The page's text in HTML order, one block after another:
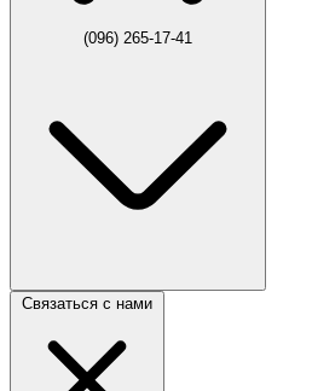
(096) 265-17-41
Связаться с нами